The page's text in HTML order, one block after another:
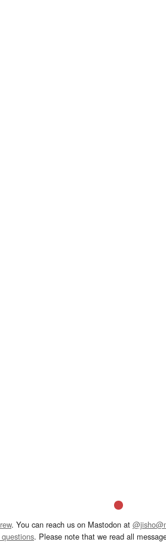
. You can reach us on Mastodon at
. Please note that we read all